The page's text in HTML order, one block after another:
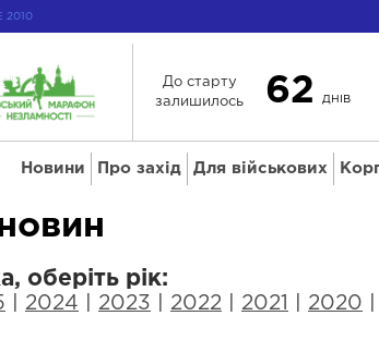
2010
До старту
залишилось
62ДНІВ
Новини Про захід Для військових
оберіть рік:
2024 2023 2022 2021 2020